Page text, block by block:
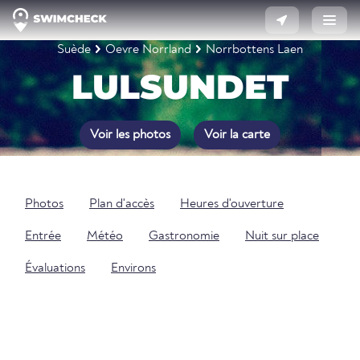
Suède Oevre Norrland Norrbottens Laen
LULSUNDET
Voir les photos Voir la carte
Photos Plan d'accès Heures d'ouverture
Entrée Météo Gastronomie Nuit sur place
Évaluations Environs